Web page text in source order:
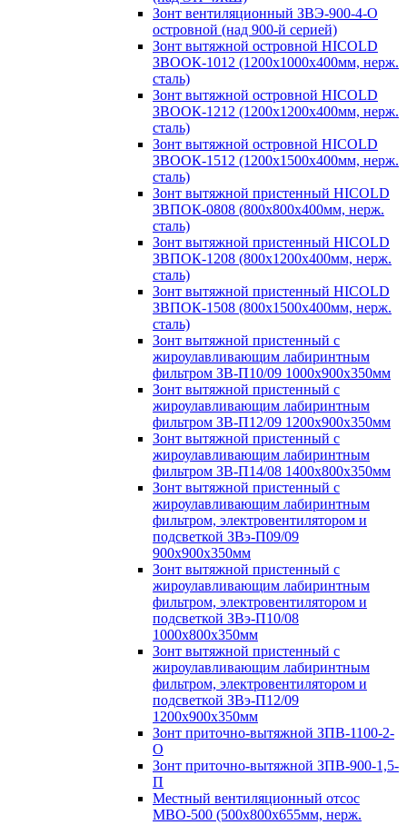
Зонт вентиляционный ЗВЭ-900-4-О
островной (над 900-й серией)
Зонт вытяжной островной HICOLD
ЗВООК-1012 (1200х1000х400мм, нерж.
сталь)
Зонт вытяжной островной HICOLD
ЗВООК-1212 (1200x1200x400мм, нерж.
сталь)
Зонт вытяжной островной HICOLD
ЗВООК-1512 (1200х1500х400мм, нерж.
сталь)
Зонт вытяжной пристенный HICOLD
ЗВПОК-0808 (800х800х400мм, нерж.
сталь)
Зонт вытяжной пристенный HICOLD
ЗВПОК-1208 (800х1200х400мм, нерж.
сталь)
Зонт вытяжной пристенный HICOLD
ЗВПОК-1508 (800х1500х400мм, нерж.
сталь)
Зонт вытяжной пристенный с
жироулавливающим лабиринтным
фильтром ЗВ-П10/09 1000х900х350мм
Зонт вытяжной пристенный с
жироулавливающим лабиринтным
фильтром ЗВ-П12/09 1200х900х350мм
Зонт вытяжной пристенный с
жироулавливающим лабиринтным
фильтром ЗВ-П14/08 1400х800х350мм
Зонт вытяжной пристенный с
жироулавливающим лабиринтным
фильтром, электровентилятором и
подсветкой ЗВэ-П09/09
900х900х350мм
Зонт вытяжной пристенный с
жироулавливающим лабиринтным
фильтром, электровентилятором и
подсветкой ЗВэ-П10/08
1000х800х350мм
Зонт вытяжной пристенный с
жироулавливающим лабиринтным
фильтром, электровентилятором и
подсветкой ЗВэ-П12/09
1200х900х350мм
Зонт приточно-вытяжной ЗПВ-1100-2-
О
Зонт приточно-вытяжной ЗПВ-900-1,5-
П
Местный вентиляционный отсос
МВО-500 (500х800х655мм, нерж.